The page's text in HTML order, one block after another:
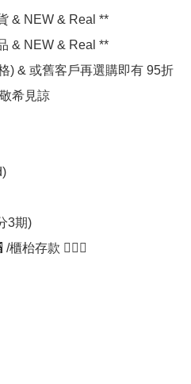
& NEW & Real **
& NEW & Real **
) & 或舊客戶再選購即有 95折
希見諒
3期)
枱存款 💁🏼‍♀